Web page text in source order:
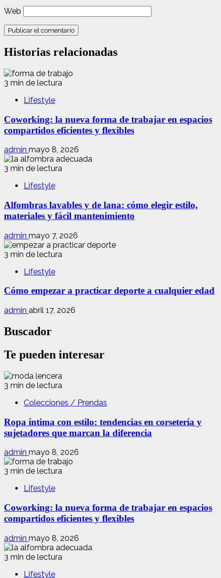
Web
Historias relacionadas
3 min de lectura
Lifestyle
Coworking: la nueva forma de trabajar en espacios
compartidos eficientes y flexibles
admin mayo 8, 2026
3 min de lectura
Lifestyle
Alfombras lavables y de lana: cómo elegir estilo,
materiales y fácil mantenimiento
admin mayo 7, 2026
3 min de lectura
Lifestyle
Cómo empezar a practicar deporte a cualquier edad
admin abril 17, 2026
Buscador
Te pueden interesar
3 min de lectura
Colecciones / Prendas
Ropa íntima con estilo: tendencias en corsetería y
sujetadores que marcan la diferencia
admin mayo 8, 2026
3 min de lectura
Lifestyle
Coworking: la nueva forma de trabajar en espacios
compartidos eficientes y flexibles
admin mayo 8, 2026
3 min de lectura
Lifestyle